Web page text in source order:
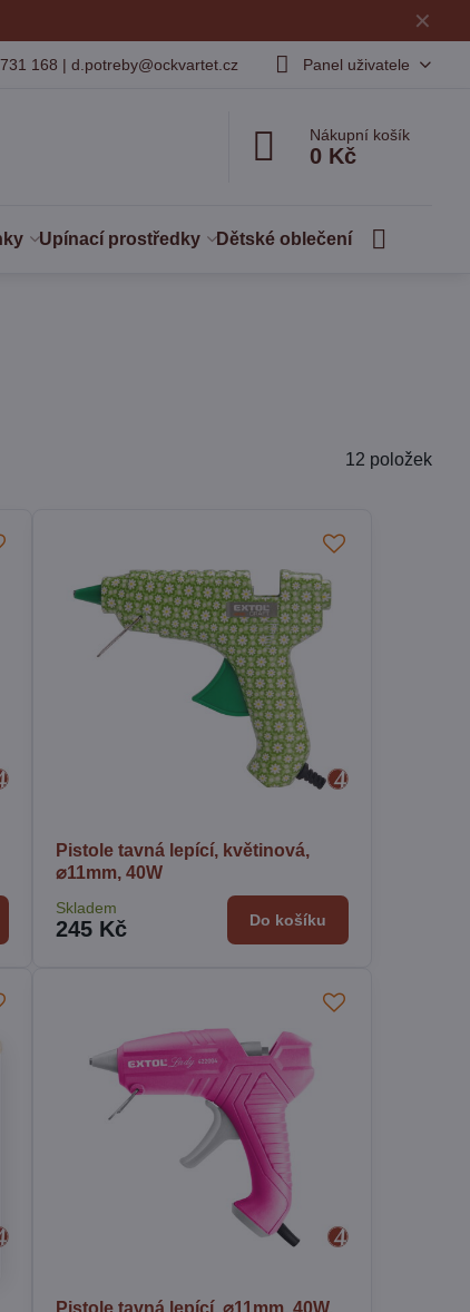
✕
168 | d.potreby@ockvartet.cz Panel uživatele
Nákupní košík
0 Kč
Upínací prostředky Dětské oblečení
12 položek
Pistole tavná lepící, květinová,
⌀11mm, 40W
Skladem
245 Kč Do košíku